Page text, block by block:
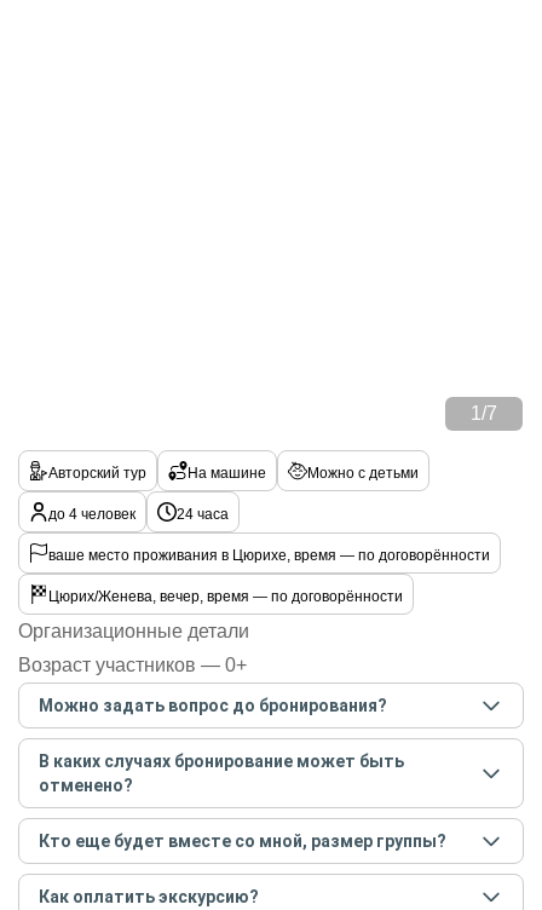
1 /7
Авторский тур На машине Можно с детьми
до 4 человек 24 часа
ваше место проживания в Цюрихе, время — по договорённости
Цюрих/Женева, вечер, время — по договорённости
Организационные детали
Возраст участников — 0+
Можно задать вопрос до бронирования?
Достаточно перейти по ссылке «Задать вопрос» и
написать гиду. Платить при этом не нужно. Сначала
согласуйте с гидом интересующие вас вопросы и после
этого бронируйте экскурсию.Задать вопрос.
В каких случаях бронирование может быть
отменено?
Только в случае неблагоприятных погодных условий,
например, если экскурсия на кораблике, а по прогнозу
погоды аномально-сильный ветер. При этом гид
предупредит вас об отмене, а мы вернем предоплату на
Кто еще будет вместе со мной, размер группы?
Если экскурсия индивидуальная, гид проведет встречу
только для вас и вашей компании. Если групповая — на
Как оплатить экскурсию?